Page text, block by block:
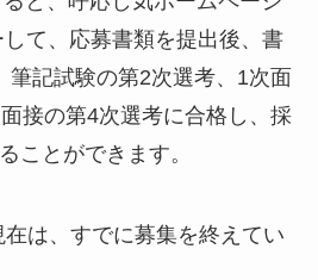
て、応募書類を提出後、書
筆記試験の第2次選考、1次面
接の第4次選考に合格し、採
ことができます。
は、すでに募集を終えてい